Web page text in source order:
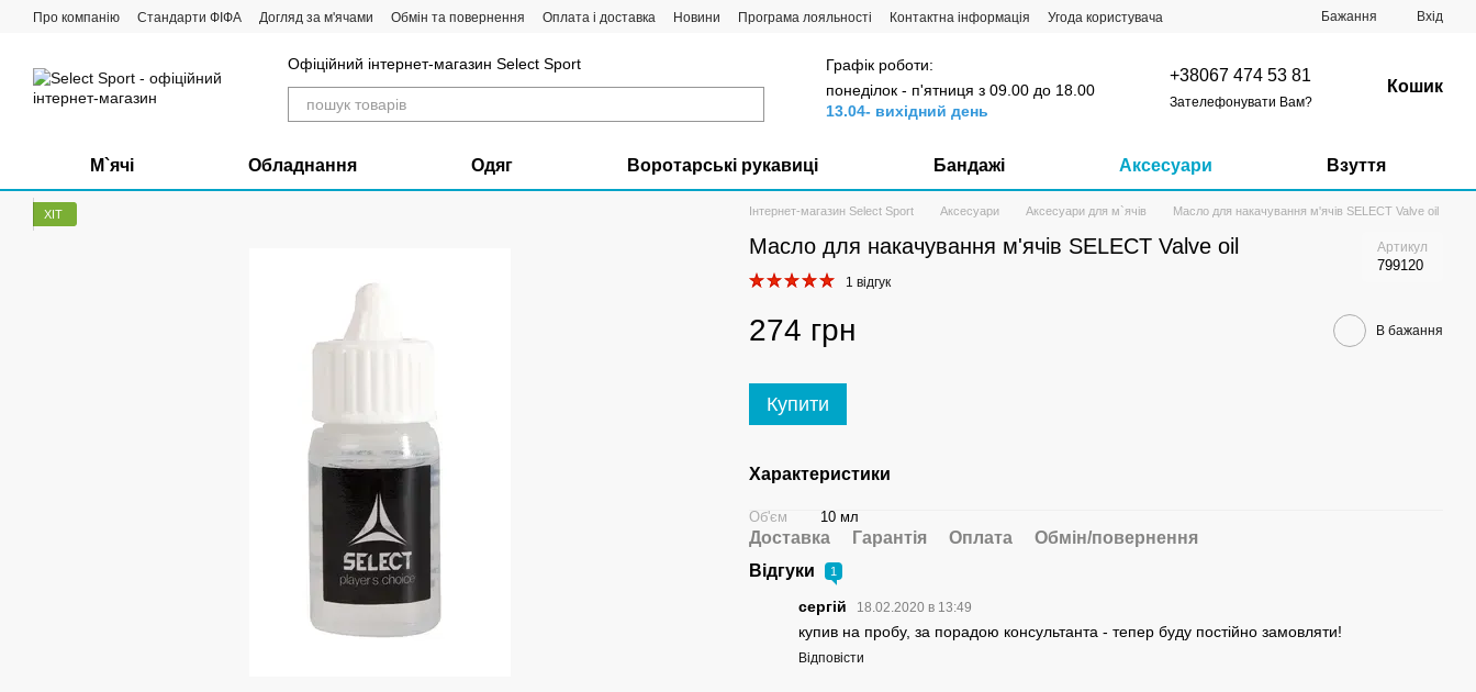
Перейти до основного контенту
Про компанію Стандарти ФІФА Догляд за м'ячами Обмін та повернення Оплата і доставка Новини Програма лояльності Контактна інформація Угода користувача Бажання Вхід
Офіційний інтернет-магазин Select Sport
Графік роботи:
понеділок - п'ятниця з 09.00 до 18.00
13.04- вихідний день
+38067 474 53 81
Зателефонувати Вам?
Кошик
М`ячі Обладнання Одяг Воротарські рукавиці Бандажі Аксесуари Взуття
ХІТ Інтернет-магазин Select Sport Аксесуари Аксесуари для м`ячів Масло для накачування м'ячів SELECT Valve oil
Масло для накачування м'ячів SELECT Valve oil Артикул
799120
1 відгук
274 грн В бажання
Купити
Характеристики
Об'єм 10 мл
Доставка Гарантія Оплата
Обмін/повернення
Відгуки
1
сергій 18.02.2020 в 13:49
купив на пробу, за порадою консультанта - тепер буду постійно замовляти!
Відповісти